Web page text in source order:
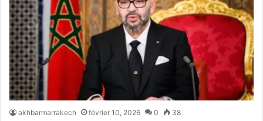
akhbarmarrakech février 10, 2026 0 38